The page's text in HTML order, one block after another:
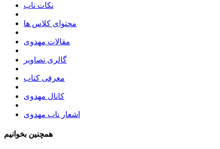
نکات ناب
محتوای کلاس ها
مقالات مهدوی
گالری تصاویر
معرفی کتاب
کانال مهدوی
اشعار ناب مهدوی
همچنین بخوانیم